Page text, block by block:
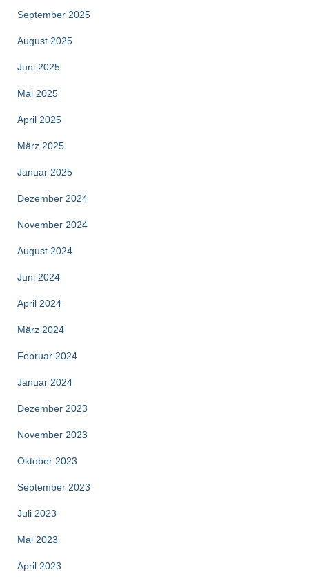
September 2025
August 2025
Juni 2025
Mai 2025
April 2025
März 2025
Januar 2025
Dezember 2024
November 2024
August 2024
Juni 2024
April 2024
März 2024
Februar 2024
Januar 2024
Dezember 2023
November 2023
Oktober 2023
September 2023
Juli 2023
Mai 2023
April 2023